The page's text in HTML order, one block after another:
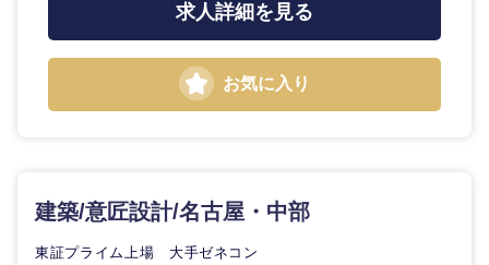
求人詳細を見る
お気に入り
建築/意匠設計/名古屋・中部
東証プライム上場 大手ゼネコン